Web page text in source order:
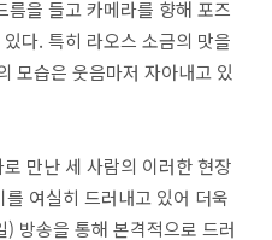
름을 들고 카메라를 향해 포즈
다. 특히 라오스 소금의 맛을
모습은 웃음마저 자아내고 있
로 만난 세 사람의 이러한 현장
여실히 드러내고 있어 더욱
방송을 통해 본격적으로 드러